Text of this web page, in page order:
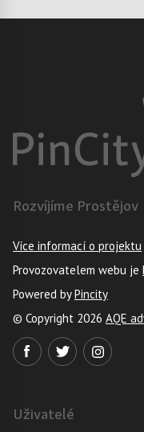
Rozvíjíme Prostějov
Více informací o projektu
Provozovatelem webu je
Powered byPincity
© Copyright 2026 AQE
Uživatelé